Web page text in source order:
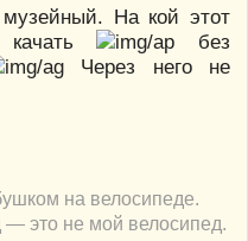
На кой этот
качать
без
Через него не
на велосипеде.
— это не мой велосипед.